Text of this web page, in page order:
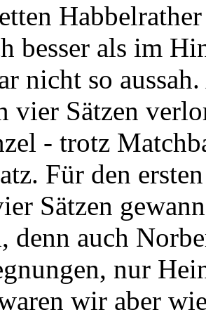
besser als im
nicht so
vier Sätzen
- trotz
Für den
Sätzen
denn auch
nur
wir aber